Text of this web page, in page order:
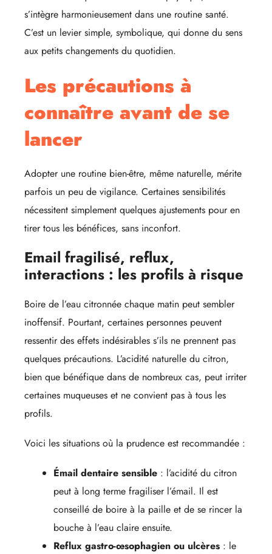
s’intègre harmonieusement dans une routine santé.
C’est un levier simple, symbolique, qui donne du sens
aux petits changements du quotidien.
Les précautions à
connaître avant de se
lancer
Adopter une routine bien-être, même naturelle, mérite
parfois un peu de vigilance. Certaines sensibilités
nécessitent simplement quelques ajustements pour en
tirer tous les bénéfices, sans inconfort.
Email fragilisé, reflux,
interactions : les profils à risque
Boire de l’eau citronnée chaque matin peut sembler
inoffensif. Pourtant, certaines personnes peuvent
ressentir des effets indésirables s’ils ne prennent pas
quelques précautions. L’acidité naturelle du citron,
bien que bénéfique dans de nombreux cas, peut irriter
certaines muqueuses et ne convient pas à tous les
profils.
Voici les situations où la prudence est recommandée :
Émail dentaire sensible : l’acidité du citron
peut à long terme fragiliser l’émail. Il est
conseillé de boire à la paille et de se rincer la
bouche à l’eau claire ensuite.
Reflux gastro-œsophagien ou ulcères : le